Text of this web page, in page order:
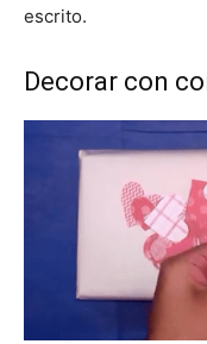
escrito.
Decorar con